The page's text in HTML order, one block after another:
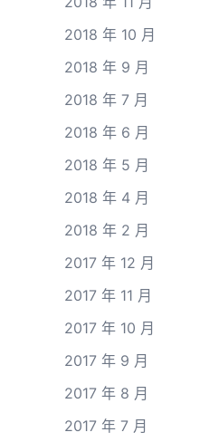
2018 年 10 月
2018 年 9 月
2018 年 7 月
2018 年 6 月
2018 年 5 月
2018 年 4 月
2018 年 2 月
2017 年 12 月
2017 年 11 月
2017 年 10 月
2017 年 9 月
2017 年 8 月
2017 年 7 月